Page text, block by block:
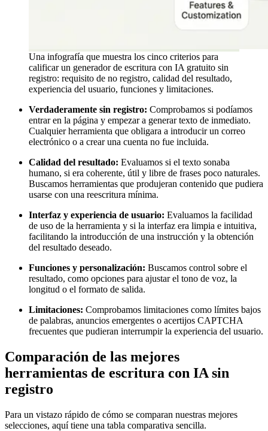
Una infografía que muestra los cinco criterios para
calificar un generador de escritura con IA gratuito sin
registro: requisito de no registro, calidad del resultado,
experiencia del usuario, funciones y limitaciones.
Verdaderamente sin registro: Comprobamos si podíamos
entrar en la página y empezar a generar texto de inmediato.
Cualquier herramienta que obligara a introducir un correo
electrónico o a crear una cuenta no fue incluida.
Calidad del resultado: Evaluamos si el texto sonaba
humano, si era coherente, útil y libre de frases poco naturales.
Buscamos herramientas que produjeran contenido que pudiera
usarse con una reescritura mínima.
Interfaz y experiencia de usuario: Evaluamos la facilidad
de uso de la herramienta y si la interfaz era limpia e intuitiva,
facilitando la introducción de una instrucción y la obtención
del resultado deseado.
Funciones y personalización: Buscamos control sobre el
resultado, como opciones para ajustar el tono de voz, la
longitud o el formato de salida.
Limitaciones: Comprobamos limitaciones como límites bajos
de palabras, anuncios emergentes o acertijos CAPTCHA
frecuentes que pudieran interrumpir la experiencia del usuario.
Comparación de las mejores
herramientas de escritura con IA sin
registro
Para un vistazo rápido de cómo se comparan nuestras mejores
selecciones, aquí tiene una tabla comparativa sencilla.